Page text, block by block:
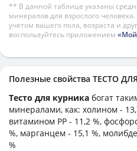
** В данной таблице указаны
минералов для взрослого
учетом вашего пола, возраста и
воспользуйтесь приложением «Мой
Полезные свойства ТЕСТО
Тесто для курника богат
минералами, как: холином -
витамином PP - 11,2 %,
%, марганцем - 15,1 %,
%